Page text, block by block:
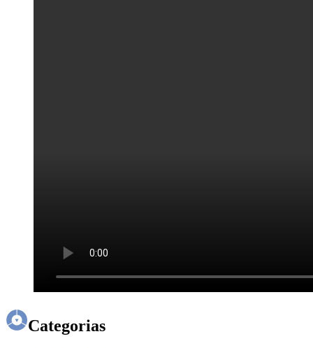
Categorias